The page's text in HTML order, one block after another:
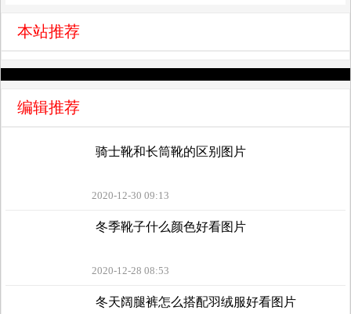
本站推荐
编辑推荐
骑士靴和长筒靴的区别图片
2020-12-30 09:13
冬季靴子什么颜色好看图片
2020-12-28 08:53
冬天阔腿裤怎么搭配羽绒服好看图片